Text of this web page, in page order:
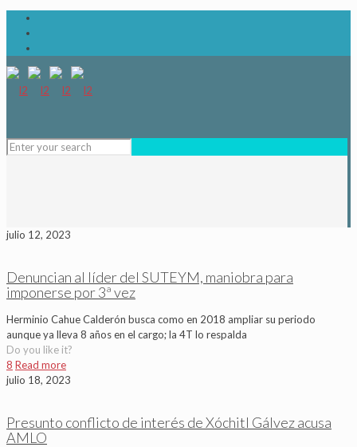
julio 12, 2023
Denuncian al líder del SUTEYM, maniobra para
imponerse por 3ª vez
Herminio Cahue Calderón busca como en 2018 ampliar su periodo
aunque ya lleva 8 años en el cargo; la 4T lo respalda
Do you like it?
8 Read more
julio 18, 2023
Presunto conflicto de interés de Xóchitl Gálvez acusa
AMLO